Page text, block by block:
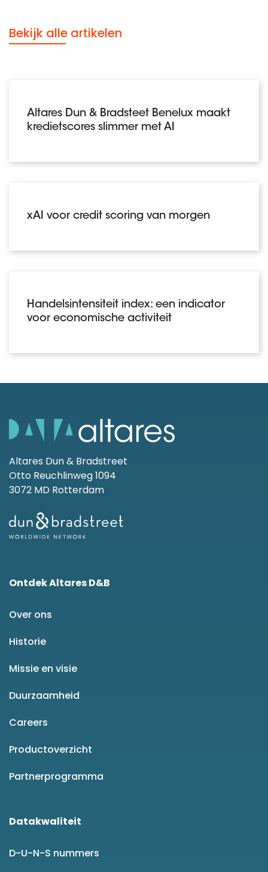
Bekijk alle artikelen
Altares Dun & Bradsteet Benelux maakt
kredietscores slimmer met AI
xAI voor credit scoring van morgen
Handelsintensiteit index: een indicator
voor economische activiteit
Altares Dun & Bradstreet
Otto Reuchlinweg 1094
3072 MD Rotterdam
Ontdek Altares D&B
Over ons
Historie
Missie en visie
Duurzaamheid
Careers
Productoverzicht
Partnerprogramma
Datakwaliteit
D-U-N-S nummers